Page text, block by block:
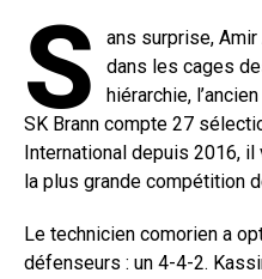
S
ans surprise,
dans les cages
hiérarchie,
SK Brann compte 27
International depuis 2016,
la plus grande compétition
Le technicien comorien a
défenseurs : un 4-4-2.